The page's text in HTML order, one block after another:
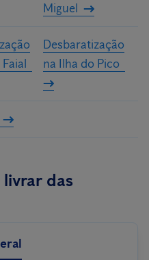
Miguel
Desbaratização
na Ilha do Pico
das